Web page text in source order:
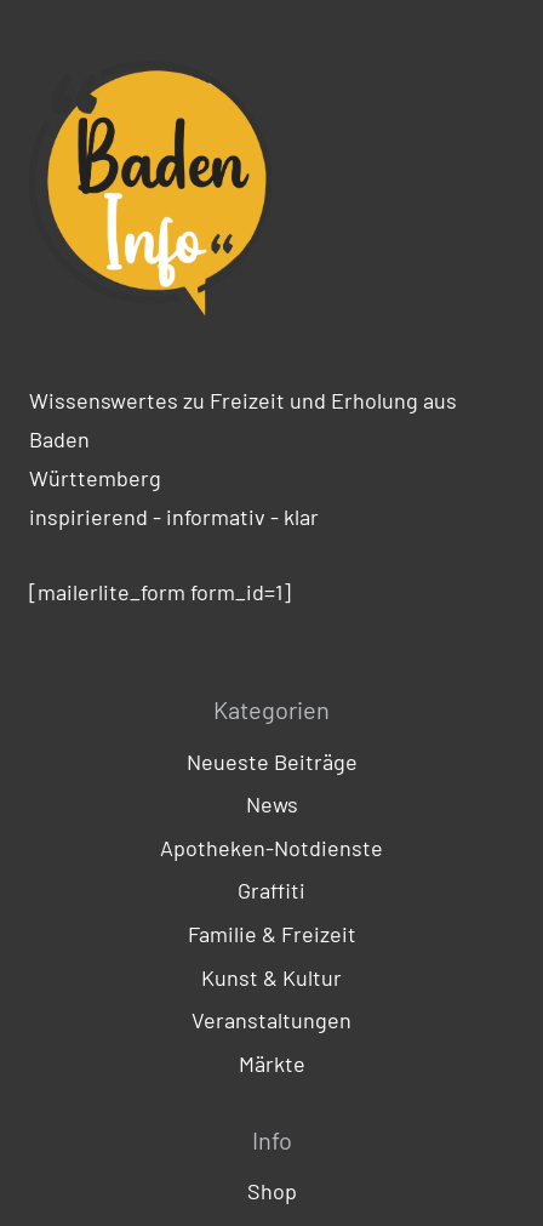
Wissenswertes zu Freizeit und Erholung aus
Baden
Württemberg
inspirierend - informativ - klar
[mailerlite_form form_id=1]
Kategorien
Neueste Beiträge
News
Apotheken-Notdienste
Graffiti
Familie & Freizeit
Kunst & Kultur
Veranstaltungen
Märkte
Info
Shop